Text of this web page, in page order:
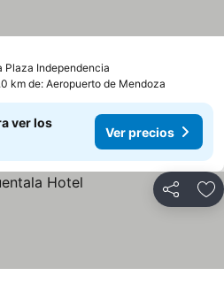
Plaza Independencia
km de: Aeropuerto de Mendoza
ver los
Ver precios
Compartir